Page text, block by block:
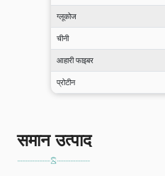
ग्लूकोज
चीनी
आहारी फाइबर
प्रोटीन
समान उत्पाद